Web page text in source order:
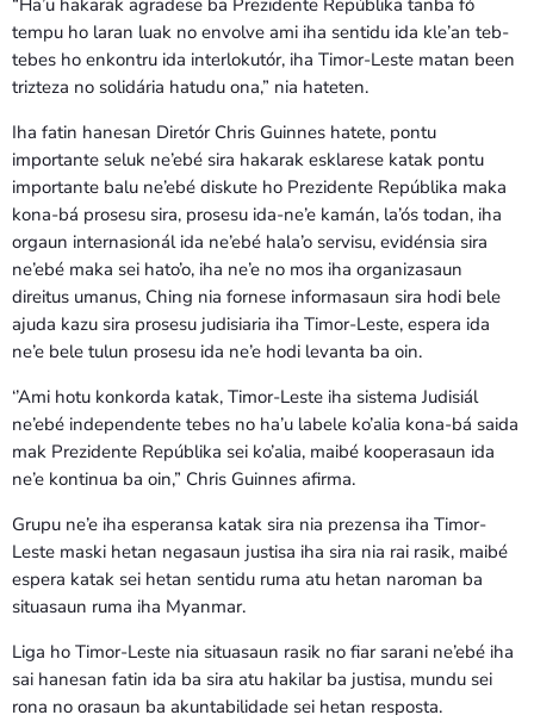
“Ha’u hakarak agradese ba Prezidente Repúblika tanba fó
tempu ho laran luak no envolve ami iha sentidu ida kle’an teb-
tebes ho enkontru ida interlokutór, iha Timor-Leste matan been
trizteza no solidária hatudu ona,” nia hateten.
Iha fatin hanesan Diretór Chris Guinnes hatete, pontu
importante seluk ne’ebé sira hakarak esklarese katak pontu
importante balu ne’ebé diskute ho Prezidente Repúblika maka
kona-bá prosesu sira, prosesu ida-ne’e kamán, la’ós todan, iha
orgaun internasionál ida ne’ebé hala’o servisu, evidénsia sira
ne’ebé maka sei hato’o, iha ne’e no mos iha organizasaun
direitus umanus, Ching nia fornese informasaun sira hodi bele
ajuda kazu sira prosesu judisiaria iha Timor-Leste, espera ida
ne’e bele tulun prosesu ida ne’e hodi levanta ba oin.
‘’Ami hotu konkorda katak, Timor-Leste iha sistema Judisiál
ne’ebé independente tebes no ha’u labele ko’alia kona-bá saida
mak Prezidente Repúblika sei ko’alia, maibé kooperasaun ida
ne’e kontinua ba oin,” Chris Guinnes afirma.
Grupu ne’e iha esperansa katak sira nia prezensa iha Timor-
Leste maski hetan negasaun justisa iha sira nia rai rasik, maibé
espera katak sei hetan sentidu ruma atu hetan naroman ba
situasaun ruma iha Myanmar.
Liga ho Timor-Leste nia situasaun rasik no fiar sarani ne’ebé iha
sai hanesan fatin ida ba sira atu hakilar ba justisa, mundu sei
rona no orasaun ba akuntabilidade sei hetan resposta.